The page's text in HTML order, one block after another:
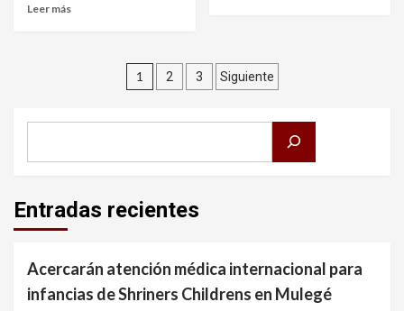
Leer más
Paginación
1 2 3 Siguiente
Entradas recientes
Acercarán atención médica internacional para
infancias de Shriners Childrens en Mulegé